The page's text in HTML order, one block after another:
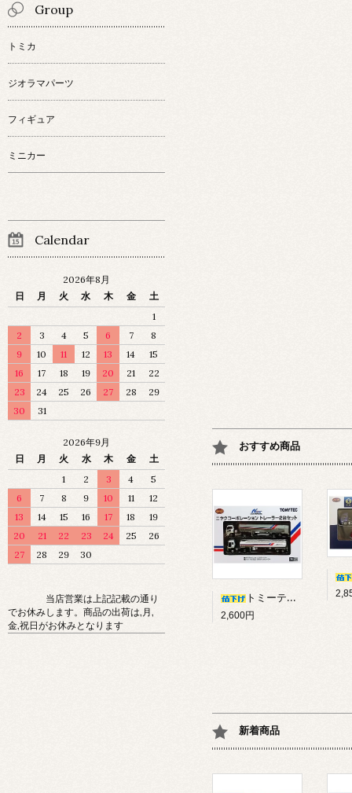
おすすめ商品
トミーテック ザ・トレーラーコレクション ニヤクコーポレーション トレーラー 2台セット
2,600円
新着商品
Group
トミカ
ジオラマパーツ
フィギュア
ミニカー
Calendar
2026年8月
日
月 火 水 木 金
土
1
2
3 4 5 6 7
8
9
10 11 12 13 14
15
16
17 18 19 20 21
22
23
24 25 26 27 28
29
30
31
2026年9月
日
月 火 水 木 金
土
1
2 3 4
5
6
7 8 9 10 11
12
13
14 15 16 17 18
19
20
21 22 23 24 25
26
27
28 29 30
当店営業は上記記載の通り
でお休みします。商品の出荷は,月,
金,祝日がお休みとなります